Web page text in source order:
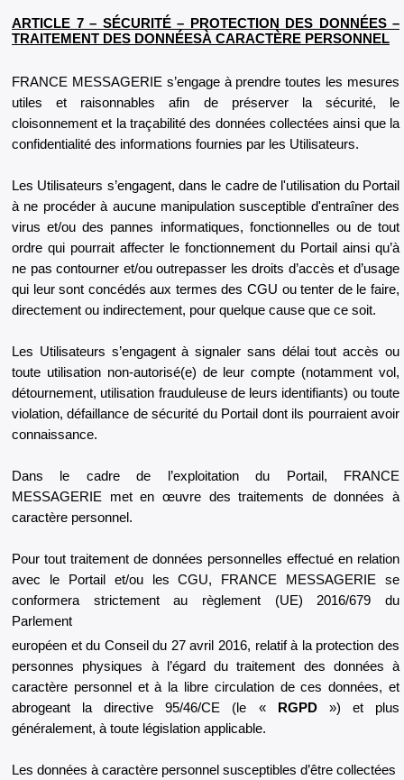
ARTICLE 7 – SÉCURITÉ – PROTECTION DES DONNÉES –
TRAITEMENT DES DONNÉESÀ CARACTÈRE PERSONNEL
FRANCE MESSAGERIE s’engage à prendre toutes les mesures
utiles et raisonnables afin de préserver la sécurité, le
cloisonnement et la traçabilité des données collectées ainsi que la
confidentialité des informations fournies par les Utilisateurs.
Les Utilisateurs s’engagent, dans le cadre de l'utilisation du Portail
à ne procéder à aucune manipulation susceptible d'entraîner des
virus et/ou des pannes informatiques, fonctionnelles ou de tout
ordre qui pourrait affecter le fonctionnement du Portail ainsi qu’à
ne pas contourner et/ou outrepasser les droits d’accès et d’usage
qui leur sont concédés aux termes des CGU ou tenter de le faire,
directement ou indirectement, pour quelque cause que ce soit.
Les Utilisateurs s’engagent à signaler sans délai tout accès ou
toute utilisation non-autorisé(e) de leur compte (notamment vol,
détournement, utilisation frauduleuse de leurs identifiants) ou toute
violation, défaillance de sécurité du Portail dont ils pourraient avoir
connaissance.
Dans le cadre de l’exploitation du Portail, FRANCE
MESSAGERIE met en œuvre des traitements de données à
caractère personnel.
Pour tout traitement de données personnelles effectué en relation
avec le Portail et/ou les CGU, FRANCE MESSAGERIE se
conformera strictement au règlement (UE) 2016/679 du
Parlement
européen et du Conseil du 27 avril 2016, relatif à la protection des
personnes physiques à l’égard du traitement des données à
caractère personnel et à la libre circulation de ces données, et
abrogeant la directive 95/46/CE (le «
RGPD ») et plus
généralement, à toute législation applicable.
Les données à caractère personnel susceptibles d’être collectées